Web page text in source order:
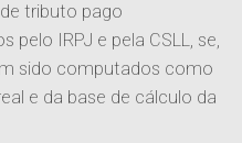
Social
tributo pago
pelo IRPJ e pela CSLL, se,
sido computados como
e da base de cálculo da